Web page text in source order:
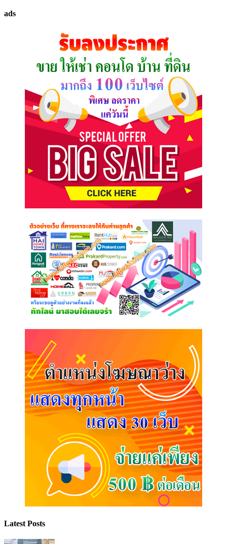
ที่
ads
Latest Posts